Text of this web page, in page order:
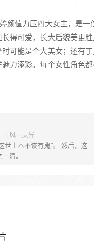
颜值力压四大女主，是
得可爱，长大后貌美更
可能是个大美女；还有
力添彩。每个女性角色
古风 · 灵异
世上本不该有鬼”。 然后，这
清。